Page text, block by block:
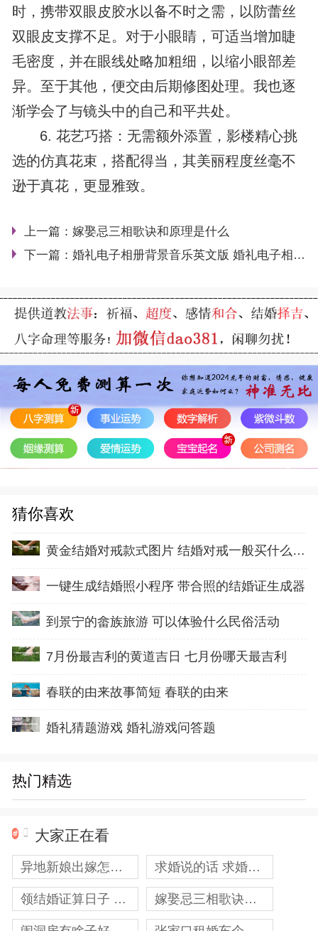
时，携带双眼皮胶水以备不时之需，以防蕾丝
双眼皮支撑不足。对于小眼睛，可适当增加睫
毛密度，并在眼线处略加粗细，以缩小眼部差
异。至于其他，便交由后期修图处理。我也逐
渐学会了与镜头中的自己和平共处。
6. 花艺巧搭：无需额外添置，影楼精心挑
选的仿真花束，搭配得当，其美丽程度丝毫不
逊于真花，更显雅致。
上一篇： 嫁娶忌三相歌诀和原理是什么
下一篇： 婚礼电子相册背景音乐英文版 婚礼电子相册app
猜你喜欢
黄金结婚对戒款式图片 结婚对戒一般买什么材质
一键生成结婚照小程序 带合照的结婚证生成器
到景宁的畲族旅游 可以体验什么民俗活动
7月份最吉利的黄道吉日 七月份哪天最吉利
春联的由来故事简短 春联的由来
婚礼猜题游戏 婚礼游戏问答题
热门精选
大家正在看
异地新娘出嫁怎样办婚礼 外地新娘 求婚说的话 求婚说的话感动的句子
领结婚证算日子 领证日子算是结婚纪念日么 嫁娶忌三相歌诀和原理是什么